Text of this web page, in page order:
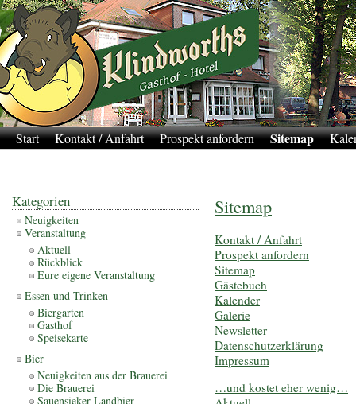
Start Kontakt / Anfahrt Prospekt anfordern Sitemap
Sitemap
Kontakt / Anfahrt
Prospekt anfordern
Sitemap
Gästebuch
Kalender
Galerie
Newsletter
Datenschutzerklärung
Impressum
…und kostet eher wenig…
Kategorien
Neuigkeiten
Veranstaltung
Aktuell
Rückblick
Eure eigene Veranstaltung
Essen und Trinken
Biergarten
Gasthof
Speisekarte
Bier
Neuigkeiten aus der Brauerei
Die Brauerei
Sauensieker Landbier